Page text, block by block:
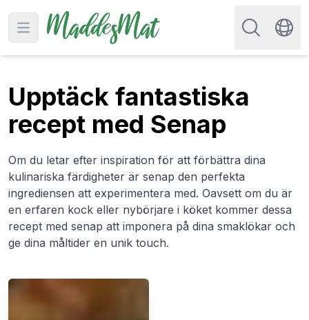
Open main menu
Sök efter
Upptäck fantastiska
recept med Senap
Om du letar efter inspiration för att förbättra dina
kulinariska färdigheter är senap den perfekta
ingrediensen att experimentera med. Oavsett om du är
en erfaren kock eller nybörjare i köket kommer dessa
recept med senap att imponera på dina smaklökar och
ge dina måltider en unik touch.